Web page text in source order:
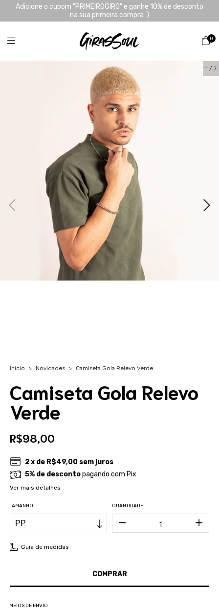
Adicione o cupom "PRIMEIROGIRO" e ganhe 10% de desconto
na sua primeira compra :)
0
1 / 7
Início > Novidades > Camiseta Gola Relevo Verde
Camiseta Gola Relevo
Verde
R$98,00
2x de R$49,00 sem juros
5% de descontopagando com Pix
Ver mais detalhes
TAMANHO QUANTIDADE
Guia de medidas
MEIOS DE ENVIO